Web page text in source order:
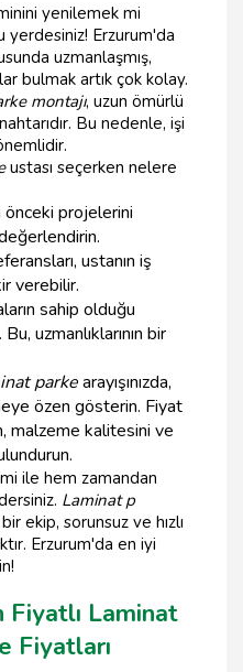
yenilemek mi
yerdesiniz! Erzurum'da
uzmanlaşmış,
bulmak artık çok kolay.
montajı, uzun ömürlü
Bu nedenle, işi
ustası seçerken nelere
önceki projelerini
ustanın iş
verebilir.
sahip olduğu
uzmanlıklarının bir
parkearayışınızda,
özen gösterin. Fiyat
malzeme kalitesini ve
ile hem zamandan
Laminat p
ekip, sorunsuz ve hızlı
Erzurum'da en iyi
Fiyatlı Laminat
Fiyatları